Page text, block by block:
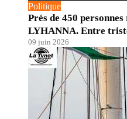
Politique
Prés de 450
LYHANNA. Entre
09 juin 2026